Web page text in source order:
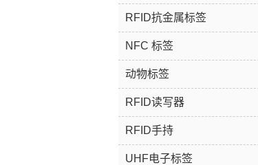
RFID抗金属标签
NFC 标签
动物标签
RFID读写器
RFID手持
UHF电子标签